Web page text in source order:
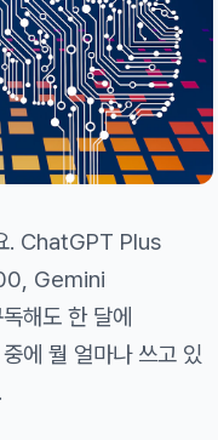
. ChatGPT Plus
Gemini
도 한 달에
에 뭘 얼마나 쓰고 있